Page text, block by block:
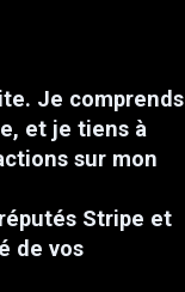
Je comprends
et je tiens à
sur mon
Stripe et
de vos